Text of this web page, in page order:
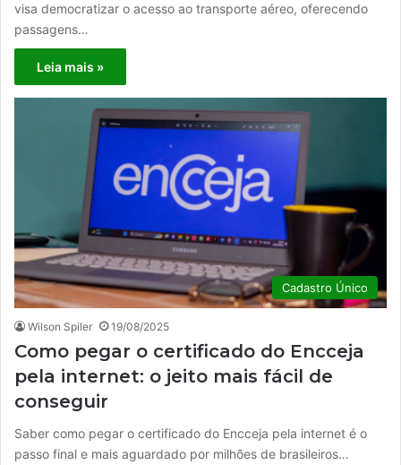
visa democratizar o acesso ao transporte aéreo, oferecendo
passagens…
Leia mais »
Cadastro Único
Wilson Spiler 19/08/2025
Como pegar o certificado do Encceja
pela internet: o jeito mais fácil de
conseguir
Saber como pegar o certificado do Encceja pela internet é o
passo final e mais aguardado por milhões de brasileiros…